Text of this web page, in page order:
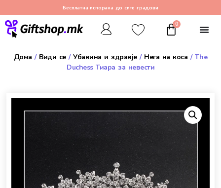
Бесплатна испорака до сите градови
0
Дома / Види се/Убавина и здравје/ Нега на коса / The
Duchess Тиара за невести